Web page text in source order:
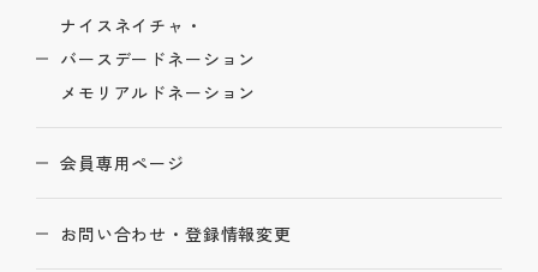
ナイスネイチャ・
バースデードネーション
メモリアルドネーション
会員専用ページ
お問い合わせ・登録情報変更